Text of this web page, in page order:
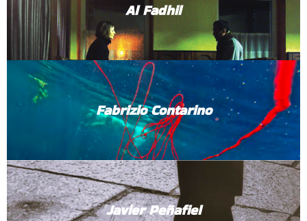
Al Fadhil
Fabrizio Contarino
Javier Peñafiel